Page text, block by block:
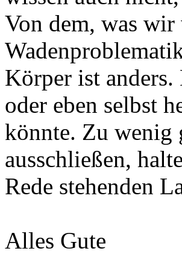
Von dem, was wir
Körper ist
oder eben selbst
könnte. Zu
ausschließen,
Rede stehenden
Alles Gute